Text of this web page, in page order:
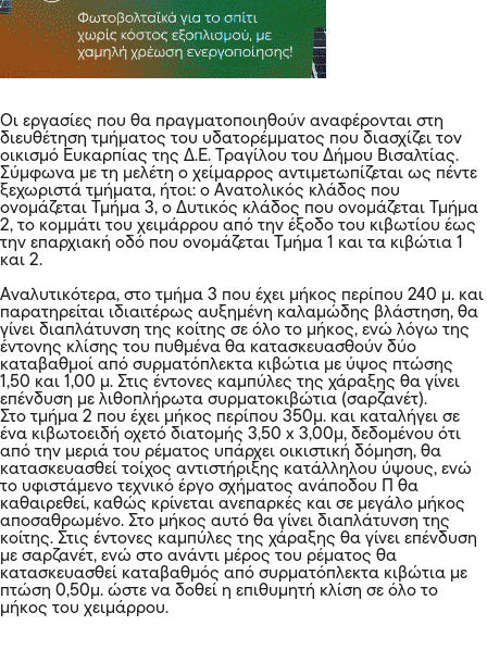
Οι εργασίες που θα πραγματοποιηθούν αναφέρονται στη
διευθέτηση τμήματος του υδατορέμματος που διασχίζει τον
οικισμό Ευκαρπίας της Δ.Ε. Τραγίλου του Δήμου Βισαλτίας.
Σύμφωνα με τη μελέτη ο χείμαρρος αντιμετωπίζεται ως πέντε
ξεχωριστά τμήματα, ήτοι: ο Ανατολικός κλάδος που
ονομάζεται Τμήμα 3, ο Δυτικός κλάδος που ονομάζεται Τμήμα
2, το κομμάτι του χειμάρρου από την έξοδο του κιβωτίου έως
την επαρχιακή οδό που ονομάζεται Τμήμα 1 και τα κιβώτια 1
και 2.
Αναλυτικότερα, στο τμήμα 3 που έχει μήκος περίπου 240 μ. και
παρατηρείται ιδιαιτέρως αυξημένη καλαμώδης βλάστηση, θα
γίνει διαπλάτυνση της κοίτης σε όλο το μήκος, ενώ λόγω της
έντονης κλίσης του πυθμένα θα κατασκευασθούν δύο
καταβαθμοί από συρματόπλεκτα κιβώτια με ύψος πτώσης
1,50 και 1,00 μ. Στις έντονες καμπύλες της χάραξης θα γίνει
επένδυση με λιθοπλήρωτα συρματοκιβώτια (σαρζανέτ).
Στο τμήμα 2 που έχει μήκος περίπου 350μ. και καταλήγει σε
ένα κιβωτοειδή οχετό διατομής 3,50 x 3,00μ, δεδομένου ότι
από την μεριά του ρέματος υπάρχει οικιστική δόμηση, θα
κατασκευασθεί τοίχος αντιστήριξης κατάλληλου ύψους, ενώ
το υφιστάμενο τεχνικό έργο σχήματος ανάποδου Π θα
καθαιρεθεί, καθώς κρίνεται ανεπαρκές και σε μεγάλο μήκος
αποσαθρωμένο. Στο μήκος αυτό θα γίνει διαπλάτυνση της
κοίτης. Στις έντονες καμπύλες της χάραξης θα γίνει επένδυση
με σαρζανέτ, ενώ στο ανάντι μέρος του ρέματος θα
κατασκευασθεί καταβαθμός από συρματόπλεκτα κιβώτια με
πτώση 0,50μ. ώστε να δοθεί η επιθυμητή κλίση σε όλο το
μήκος του χειμάρρου.